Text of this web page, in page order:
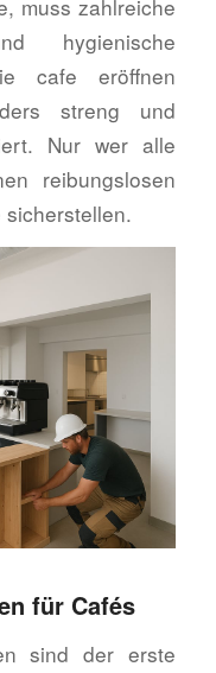
muss zahlreiche
hygienische
cafe eröffnen
streng und
Nur wer alle
reibungslosen
für Cafés
sind der erste